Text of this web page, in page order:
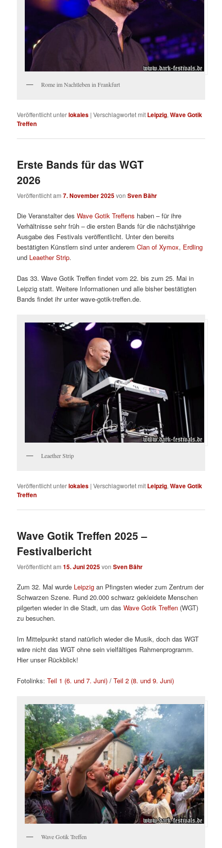
Rome im Nachtleben in Frankfurt
Veröffentlicht unterlokales |Verschlagwortet mit Leipzig,Wave Gotik
Treffen
Erste Bands für das WGT
2026
Veröffentlicht am7. November 2025vonSven Bähr
Die Veranstalter desWave Gotik Treffens haben – für ihre
Verhältnisse sehr früh – die ersten Bands für die nächstjährige
Ausgabe des Festivals veröffentlicht. Unter den bereits
bestätigten Künstlern sind unter anderemClan of Xymox, Erdling
und Leaether Strip.
Das 33. Wave Gotik Treffen findet vom 22. bis zum 25. Mai in
Leipzig statt. Weitere Informationen und alle bisher bestätigten
Bands findet ihr unter wave-gotik-treffen.de.
Leaether Strip
Veröffentlicht unterlokales |Verschlagwortet mit Leipzig,Wave Gotik
Treffen
Wave Gotik Treffen 2025 –
Festivalbericht
Veröffentlicht am15. Juni 2025vonSven Bähr
Zum 32. Mal wurde Leipzig an Pfingsten wieder zum Zentrum der
Schwarzen Szene. Rund 20.000 schwarz gekleidete Menschen
pilgerten wieder in die Stadt, um dasWave Gotik Treffen (WGT)
zu besuchen.
Im Mittelpunkt stand natürlich wieder die Musik, doch das WGT
wäre nicht das WGT ohne sein vielfältiges Rahmenprogramm.
Hier unser Rückblick!
Fotolinks:Teil 1 (6. und 7. Juni) /Teil 2 (8. und 9. Juni)
Wave Gotik Treffen